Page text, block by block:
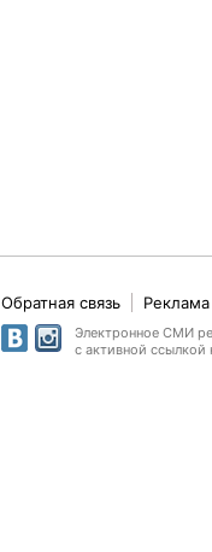
Обратная связь
Электронное СМИ
с активной ссылкой